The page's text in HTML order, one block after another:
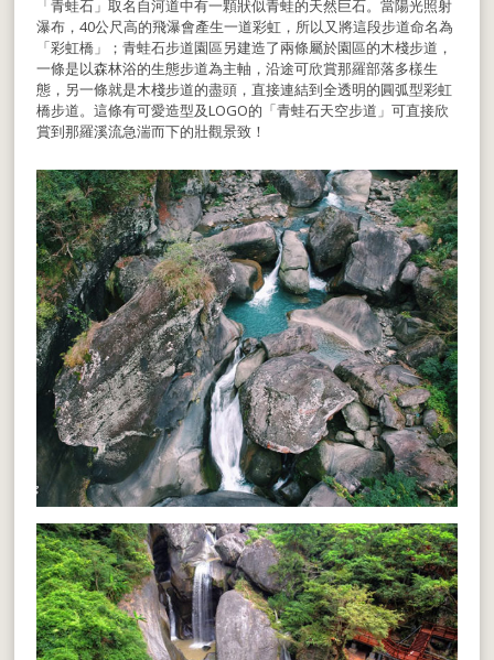
「青蛙石」取名自河道中有一顆狀似青蛙的天然巨石。當陽光照射
瀑布，40公尺高的飛瀑會產生一道彩虹，所以又將這段步道命名為
「彩虹橋」；青蛙石步道園區另建造了兩條屬於園區的木棧步道，
一條是以森林浴的生態步道為主軸，沿途可欣賞那羅部落多樣生
態，另一條就是木棧步道的盡頭，直接連結到全透明的圓弧型彩虹
橋步道。這條有可愛造型及LOGO的「青蛙石天空步道」可直接欣
賞到那羅溪流急湍而下的壯觀景致！